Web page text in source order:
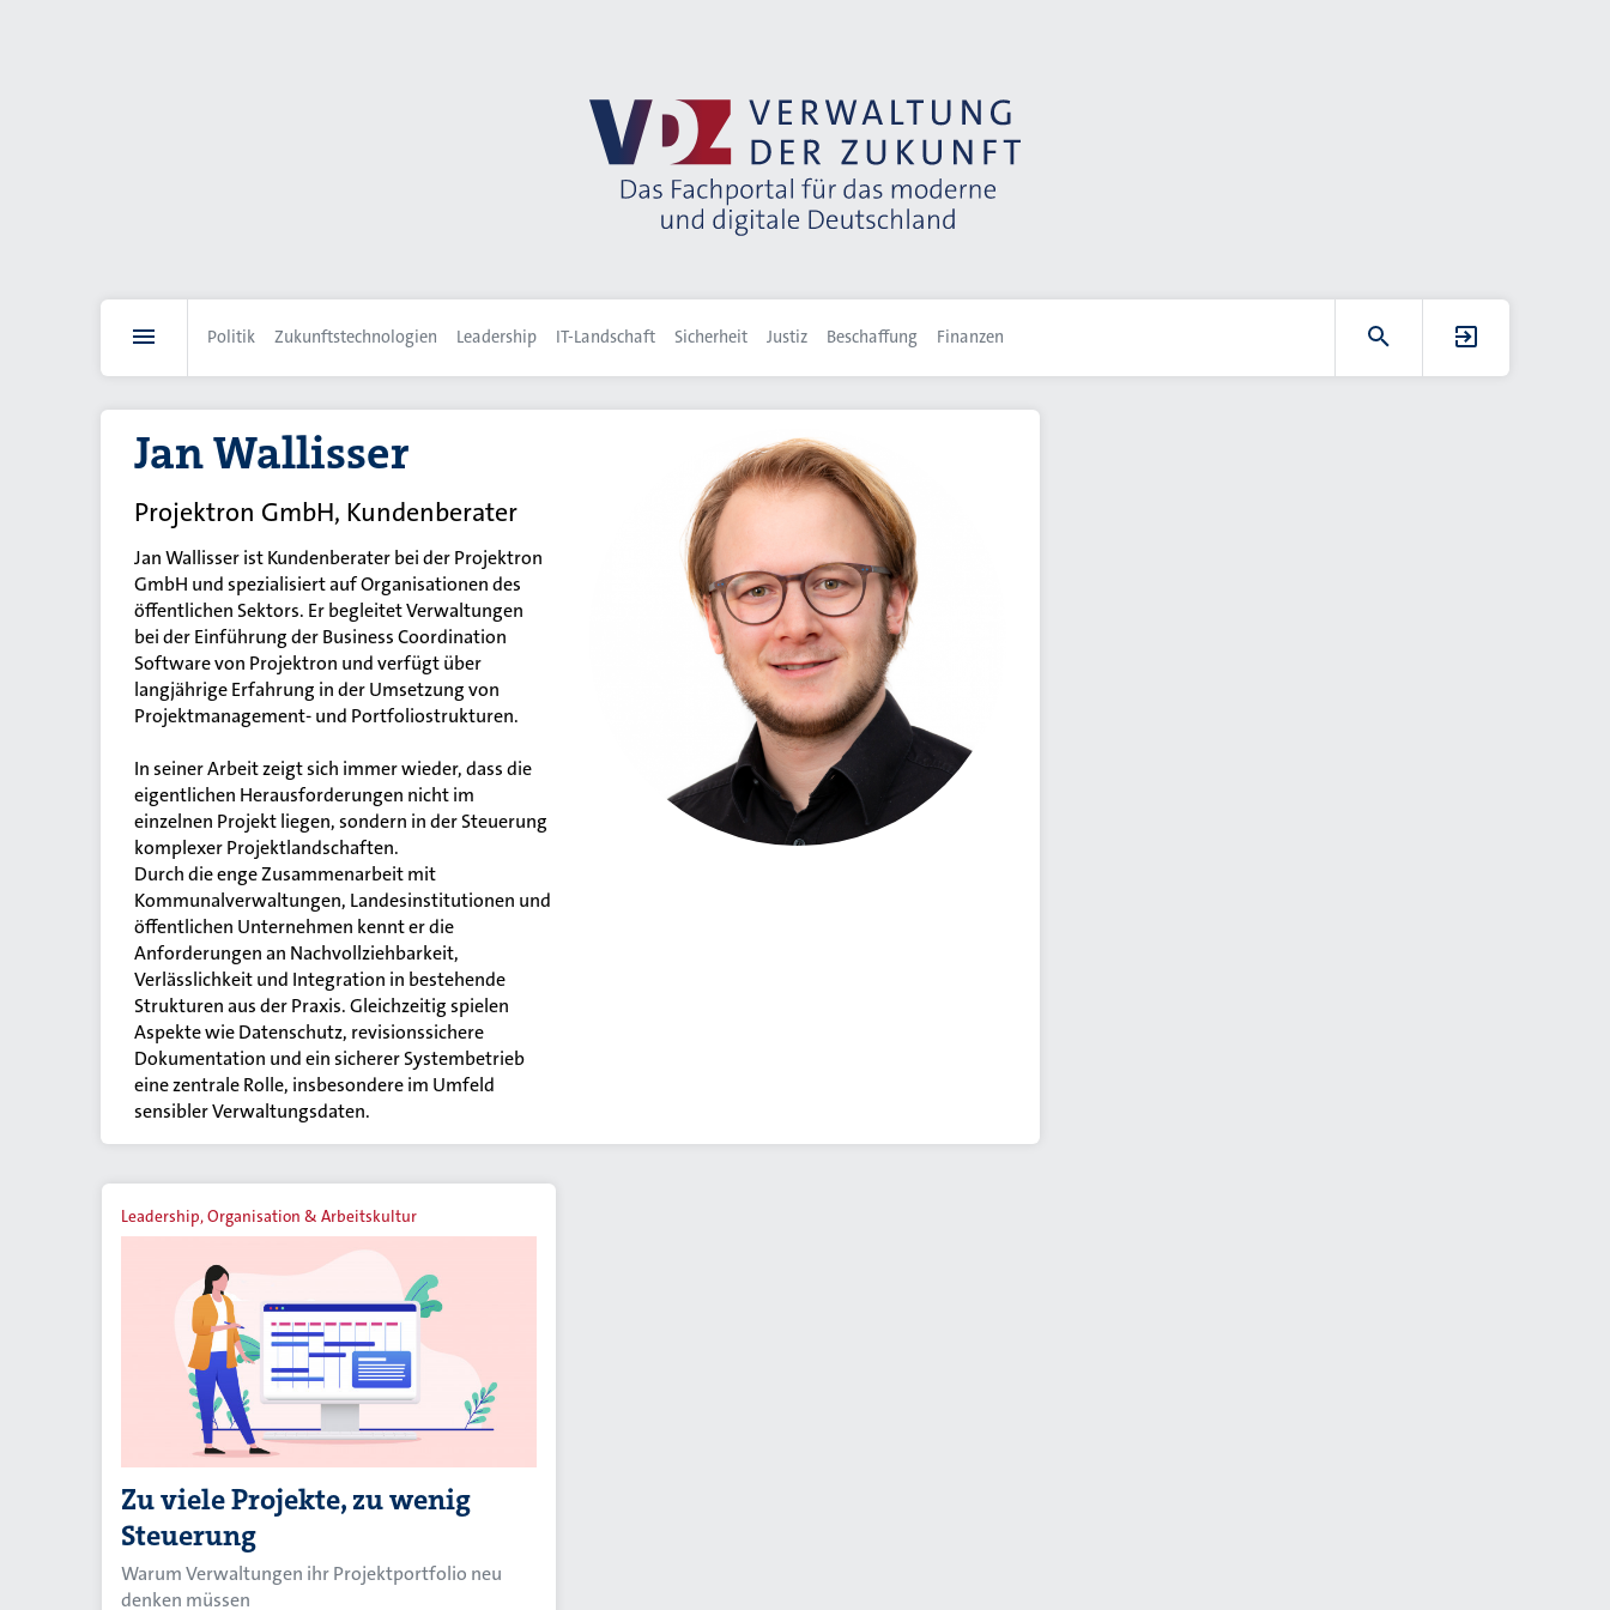
Politik Zukunftstechnologien Leadership IT-Landschaft Sicherheit Justiz Beschaffung Finanzen
Jan Wallisser
Projektron GmbH, Kundenberater
Jan Wallisser ist Kundenberater bei der Projektron
GmbH und spezialisiert auf Organisationen des
öffentlichen Sektors. Er begleitet Verwaltungen
bei der Einführung der Business Coordination
Software von Projektron und verfügt über
langjährige Erfahrung in der Umsetzung von
Projektmanagement- und Portfoliostrukturen.
In seiner Arbeit zeigt sich immer wieder, dass die
eigentlichen Herausforderungen nicht im
einzelnen Projekt liegen, sondern in der Steuerung
komplexer Projektlandschaften.
Durch die enge Zusammenarbeit mit
Kommunalverwaltungen, Landesinstitutionen und
öffentlichen Unternehmen kennt er die
Anforderungen an Nachvollziehbarkeit,
Verlässlichkeit und Integration in bestehende
Strukturen aus der Praxis. Gleichzeitig spielen
Aspekte wie Datenschutz, revisionssichere
Dokumentation und ein sicherer Systembetrieb
eine zentrale Rolle, insbesondere im Umfeld
sensibler Verwaltungsdaten.
Leadership, Organisation & Arbeitskultur
Zu viele Projekte, zu wenig
Steuerung
Warum Verwaltungen ihr Projektportfolio neu
denken müssen